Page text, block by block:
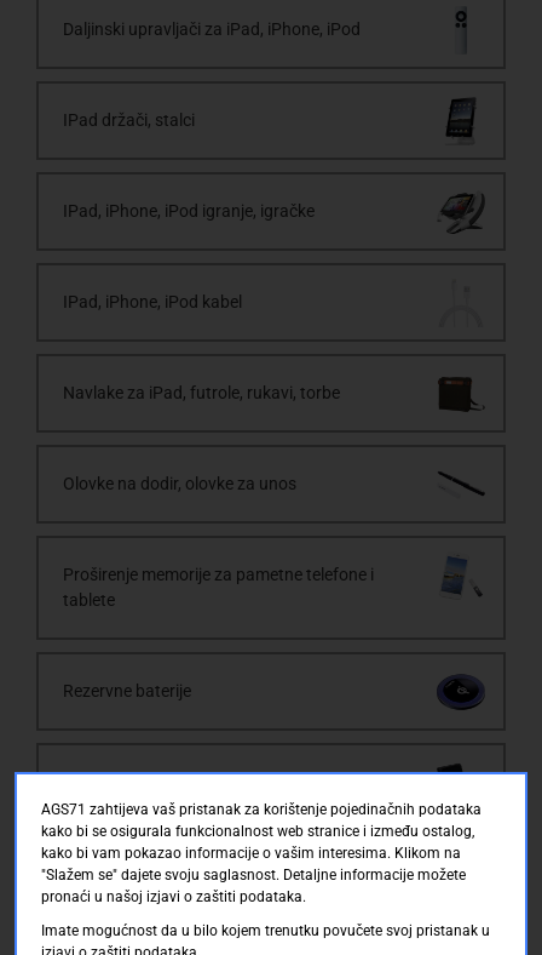
Daljinski upravljači za iPad, iPhone, iPod
IPad držači, stalci
IPad, iPhone, iPod igranje, igračke
IPad, iPhone, iPod kabel
Navlake za iPad, futrole, rukavi, torbe
Olovke na dodir, olovke za unos
Proširenje memorije za pametne telefone i
tablete
Rezervne baterije
Zaštitne folije za iPad
AGS71 zahtijeva vaš pristanak za korištenje pojedinačnih podataka
kako bi se osigurala funkcionalnost web stranice i između ostalog,
kako bi vam pokazao informacije o vašim interesima. Klikom na
"Slažem se" dajete svoju saglasnost. Detaljne informacije možete
pronaći u našoj izjavi o zaštiti podataka.
Imate mogućnost da u bilo kojem trenutku povučete svoj pristanak u